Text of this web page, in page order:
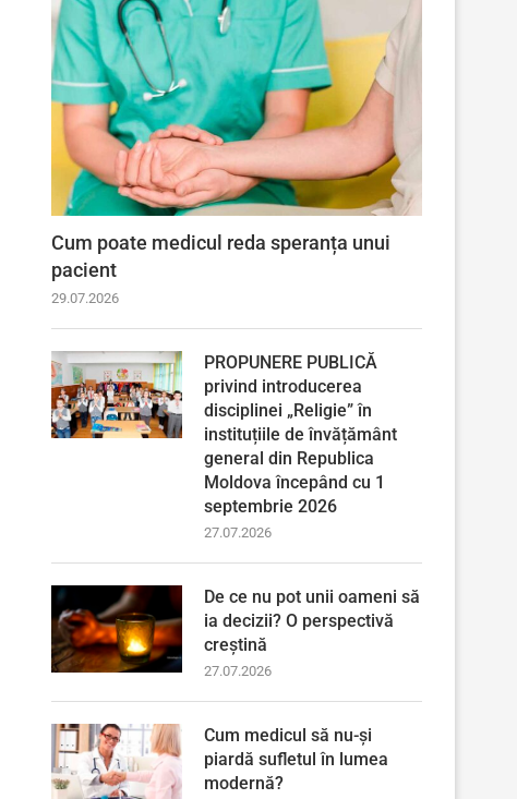
Cum poate medicul reda speranța unui
pacient
29.07.2026
PROPUNERE PUBLICĂ
privind introducerea
disciplinei „Religie” în
instituțiile de învățământ
general din Republica
Moldova începând cu 1
septembrie 2026
27.07.2026
De ce nu pot unii oameni să
ia decizii? O perspectivă
creștină
27.07.2026
Cum medicul să nu-și
piardă sufletul în lumea
modernă?